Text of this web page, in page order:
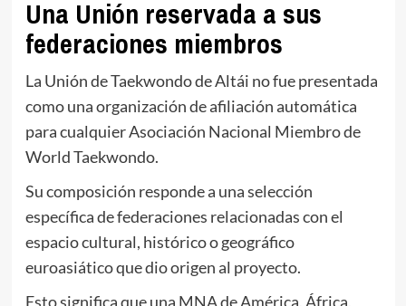
Una Unión reservada a sus
federaciones miembros
La Unión de Taekwondo de Altái no fue presentada
como una organización de afiliación automática
para cualquier Asociación Nacional Miembro de
World Taekwondo.
Su composición responde a una selección
específica de federaciones relacionadas con el
espacio cultural, histórico o geográfico
euroasiático que dio origen al proyecto.
Esto significa que una MNA de América, África,